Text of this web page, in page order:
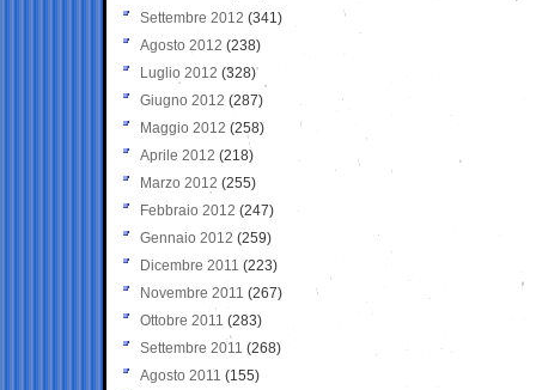
Settembre 2012 (341)
Agosto 2012 (238)
Luglio 2012 (328)
Giugno 2012 (287)
Maggio 2012 (258)
Aprile 2012 (218)
Marzo 2012 (255)
Febbraio 2012 (247)
Gennaio 2012 (259)
Dicembre 2011 (223)
Novembre 2011 (267)
Ottobre 2011 (283)
Settembre 2011 (268)
Agosto 2011 (155)